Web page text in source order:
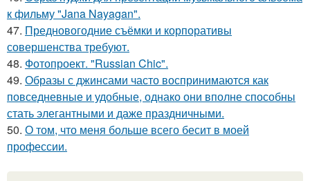
к фильму "Jana Nayagan".
47. Предновогодние съёмки и корпоративы
совершенства требуют.
48. Фотопроект. "Russian Chic".
49. Образы с джинсами часто воспринимаются как
повседневные и удобные, однако они вполне способны
стать элегантными и даже праздничными.
50. О том, что меня больше всего бесит в моей
профессии.